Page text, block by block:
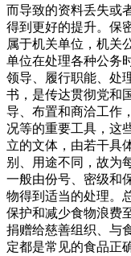
而导致的资料丢失或
得到更好的提升。保
属于机关单位，机关
单位在处理各种公务
领导、履行职能、处
书，是传达贯彻党和
导、布置和商洽工作
况等的重要工具，这
立的文体，由若干具
别、用途不同，故为
一般由份号、密级和
物得到适当的处理。
保护和减少食物浪费
捐赠给慈善组织、与
定都是常见的食品正